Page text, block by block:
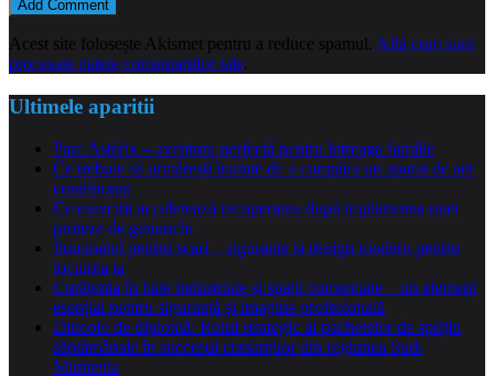
Acest site folosește Akismet pentru a reduce spamul. Află cum sunt
procesate datele comentariilor tale
Ultimele aparitii
Parc Astérix – aventura perfectă pentru întreaga familie
Ce trebuie să urmărești înainte de a cumpăra un aparat de aer
condiționat
Ce exerciții accelerează recuperarea după implantarea unei
proteze de genunchi
Iluminatul pentru scari – siguranta si design modern pentru
locuinta ta
Curățenia în hale industriale și spații comerciale – un element
esențial pentru siguranță și imagine profesională
Dincolo de diplomă: Rolul strategic al pachetelor de sprijin
săptămânale în succesul cursanților din regiunea Sud-
Muntenia